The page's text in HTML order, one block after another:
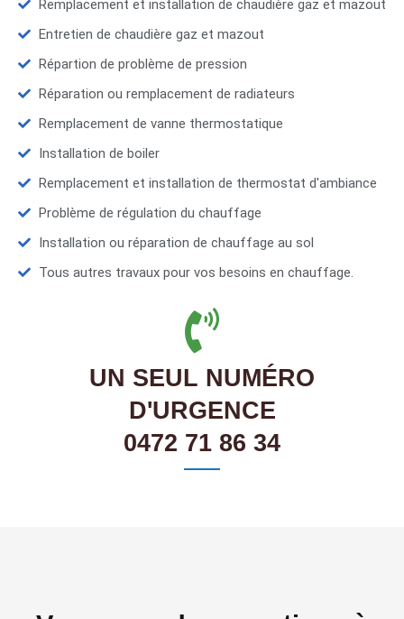
Remplacement et installation de chaudière gaz et mazout
Entretien de chaudière gaz et mazout
Répartion de problème de pression
Réparation ou remplacement de radiateurs
Remplacement de vanne thermostatique
Installation de boiler
Remplacement et installation de thermostat d'ambiance
Problème de régulation du chauffage
Installation ou réparation de chauffage au sol
Tous autres travaux pour vos besoins en chauffage.
UN SEUL NUMÉRO
D'URGENCE
0472 71 86 34